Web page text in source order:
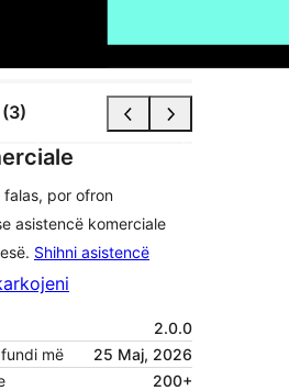
falas, por ofron
asistencë komerciale
Shihni asistencë
2.0.0
më
25 Maj, 2026
200+